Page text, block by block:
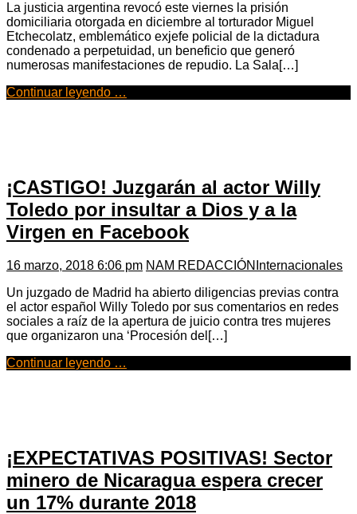
La justicia argentina revocó este viernes la prisión
domiciliaria otorgada en diciembre al torturador Miguel
Etchecolatz, emblemático exjefe policial de la dictadura
condenado a perpetuidad, un beneficio que generó
numerosas manifestaciones de repudio. La Sala[…]
Continuar leyendo …
¡CASTIGO! Juzgarán al actor Willy
Toledo por insultar a Dios y a la
Virgen en Facebook
16 marzo, 2018 6:06 pm NAM REDACCIÓN Internacionales
Un juzgado de Madrid ha abierto diligencias previas contra
el actor español Willy Toledo por sus comentarios en redes
sociales a raíz de la apertura de juicio contra tres mujeres
que organizaron una ‘Procesión del[…]
Continuar leyendo …
¡EXPECTATIVAS POSITIVAS! Sector
minero de Nicaragua espera crecer
un 17% durante 2018